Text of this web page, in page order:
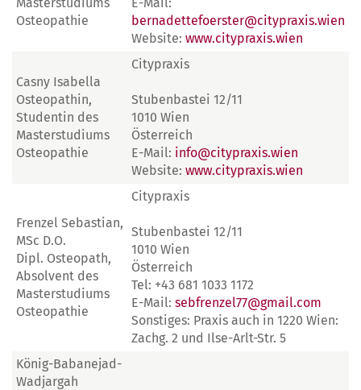
Osteopathie
bernadettefoerster@citypraxis.wien
Website: www.citypraxis.wien
Casny Isabella
Osteopathin,
Studentin des
Masterstudiums
Osteopathie
Citypraxis
Stubenbastei 12/11
1010 Wien
Österreich
E-Mail: info@citypraxis.wien
Website: www.citypraxis.wien
Frenzel Sebastian,
MSc D.O.
Dipl. Osteopath,
Absolvent des
Masterstudiums
Osteopathie
Citypraxis
Stubenbastei 12/11
1010 Wien
Österreich
Tel: +43 681 1033 1172
E-Mail: sebfrenzel77@gmail.com
Sonstiges: Praxis auch in 1220 Wien:
Zachg. 2 und Ilse-Arlt-Str. 5
König-Babanejad-
Wadjargah